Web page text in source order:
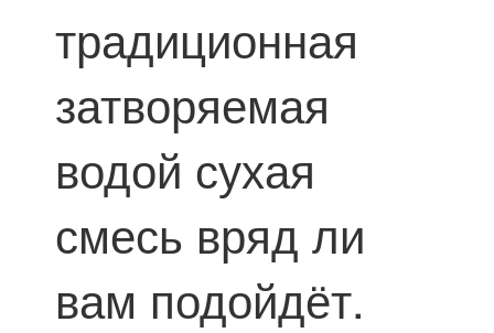
традиционная
затворяемая
водой сухая
смесь вряд ли
вам подойдёт.